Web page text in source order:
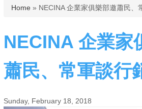
You are here
Home » NECINA 企業家俱樂部邀蕭民、
NECINA 企業家
蕭民、常軍談行
Sunday, February 18, 2018